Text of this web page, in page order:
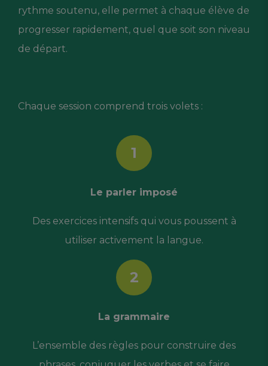
rythme soutenu, elle permet à chaque élève de
progresser rapidement, quel que soit son niveau
de départ.
Chaque session comprend trois volets :
1
Le parler imposé
Des exercices intensifs qui vous poussent à
utiliser activement la langue.
2
La grammaire
L’ensemble des règles pour construire des